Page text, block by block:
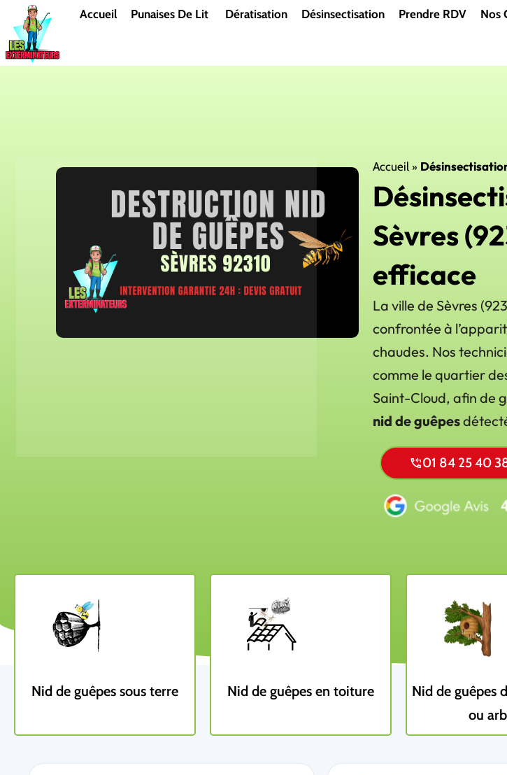
contenu
Accueil Punaises De Lit Dératisation Désinsectisation Prendre RDV Nos
Accueil »
Sèvres
efficace
La ville de Sèvres
confrontée à
chaudes. Nos
comme le quartier
Saint-Cloud, afin de
nid de guêpes
01 84 25 40
Nid de guêpes sous terre Nid de guêpes en toiture
Nid de guêpes
ou